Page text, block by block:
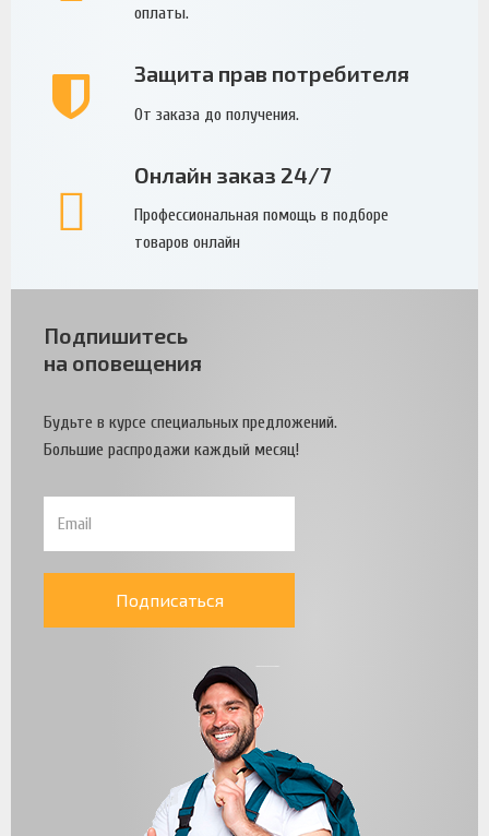
оплаты.
Защита прав потребителя
От заказа до получения.
Онлайн заказ 24/7
Профессиональная помощь в подборе
товаров онлайн
Подпишитесь
на оповещения
Будьте в курсе специальных предложений.
Большие распродажи каждый месяц!
Подписаться